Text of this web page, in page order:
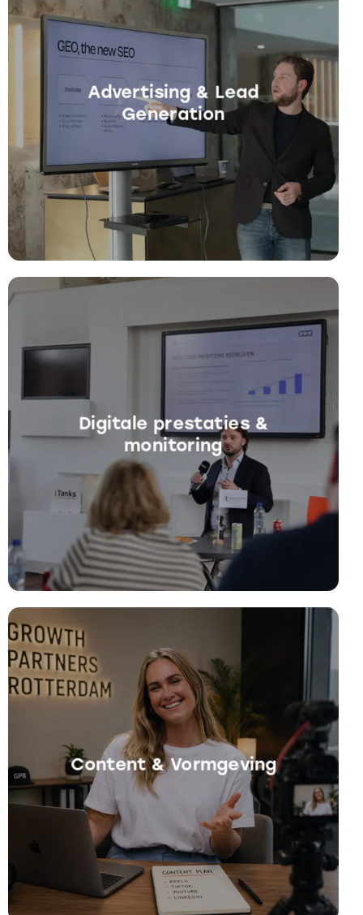
Advertising & Lead
Generation
Digitale prestaties &
monitoring
Content & Vormgeving